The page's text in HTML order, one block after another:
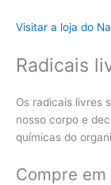
Visitar a loja do
Radicais
Os radicais livres
nosso corpo e
químicas do
Compre